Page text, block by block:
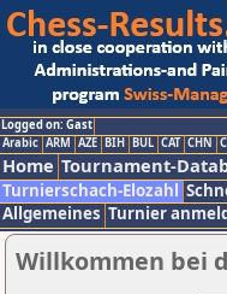
Logged on: Gast
Arabic ARM AZE BIH BUL CAT CHN
Home Tournament-
Turnierschach-Elozahl
Allgemeines Turnier
Willkommen bei